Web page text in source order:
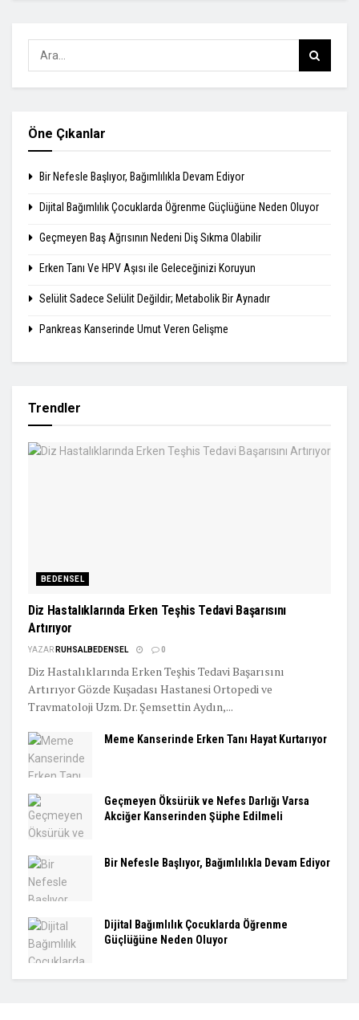
Öne Çıkanlar
Bir Nefesle Başlıyor, Bağımlılıkla Devam Ediyor
Dijital Bağımlılık Çocuklarda Öğrenme Güçlüğüne Neden Oluyor
Geçmeyen Baş Ağrısının Nedeni Diş Sıkma Olabilir
Erken Tanı Ve HPV Aşısı ile Geleceğinizi Koruyun
Selülit Sadece Selülit Değildir; Metabolik Bir Aynadır
Pankreas Kanserinde Umut Veren Gelişme
Trendler
BEDENSEL
Diz Hastalıklarında Erken Teşhis Tedavi Başarısını
Artırıyor
YAZAR RUHSALBEDENSEL 0
Diz Hastalıklarında Erken Teşhis Tedavi Başarısını
Artırıyor Gözde Kuşadası Hastanesi Ortopedi ve
Travmatoloji Uzm. Dr. Şemsettin Aydın,...
Meme Kanserinde Erken Tanı Hayat Kurtarıyor
Geçmeyen Öksürük ve Nefes Darlığı Varsa
Akciğer Kanserinden Şüphe Edilmeli
Bir Nefesle Başlıyor, Bağımlılıkla Devam Ediyor
Dijital Bağımlılık Çocuklarda Öğrenme
Güçlüğüne Neden Oluyor